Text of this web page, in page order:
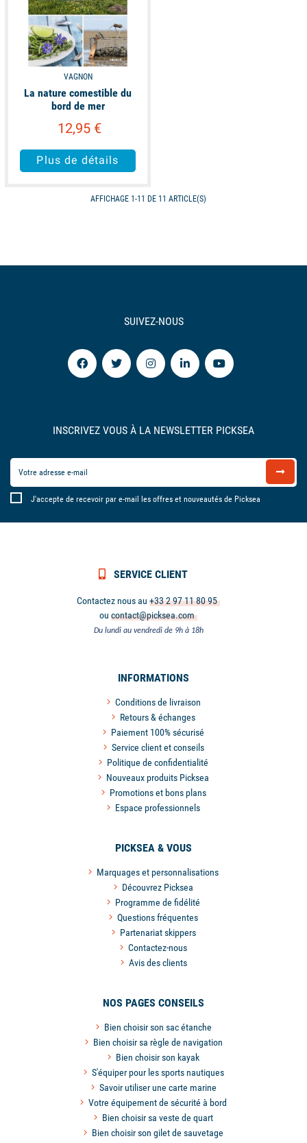
VAGNON
La nature comestible du
bord de mer
12,95 €
Plus de détails
AFFICHAGE 1-11 DE 11 ARTICLE(S)
SUIVEZ-NOUS
INSCRIVEZ VOUS À LA NEWSLETTER PICKSEA
J'accepte de recevoir par e-mail les offres et nouveautés de Picksea
SERVICE CLIENT
Contactez nous au +33 2 97 11 80 95
ou contact@picksea.com
Du lundi au vendredi de 9h à 18h
INFORMATIONS
Conditions de livraison
Retours & échanges
Paiement 100% sécurisé
Service client et conseils
Politique de confidentialité
Nouveaux produits Picksea
Promotions et bons plans
Espace professionnels
PICKSEA & VOUS
Marquages et personnalisations
Découvrez Picksea
Programme de fidélité
Questions fréquentes
Partenariat skippers
Contactez-nous
Avis des clients
NOS PAGES CONSEILS
Bien choisir son sac étanche
Bien choisir sa règle de navigation
Bien choisir son kayak
S'équiper pour les sports nautiques
Savoir utiliser une carte marine
Votre équipement de sécurité à bord
Bien choisir sa veste de quart
Bien choisir son gilet de sauvetage